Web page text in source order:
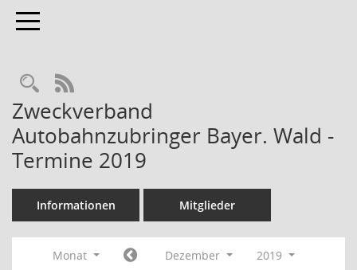
Toggle navigation
RSS-Feed
Zweckverband
Autobahnzubringer Bayer. Wald -
Termine 2019
Informationen Mitglieder
Monat Dezember
2019